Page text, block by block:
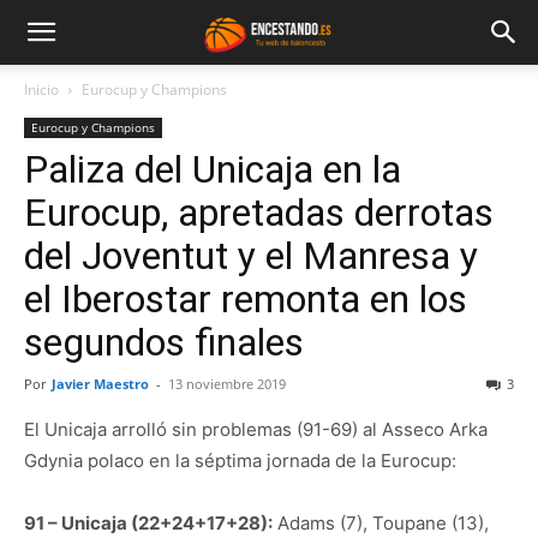
Inicio Eurocup y Champions
Eurocup y Champions
Paliza del Unicaja en la
Eurocup, apretadas derrotas
del Joventut y el Manresa y
el Iberostar remonta en los
segundos finales
Por Javier Maestro - 13 noviembre 2019 3
El Unicaja arrolló sin problemas (91-69) al Asseco Arka
Gdynia polaco en la séptima jornada de la Eurocup:
91 – Unicaja (22+24+17+28): Adams (7), Toupane (13),